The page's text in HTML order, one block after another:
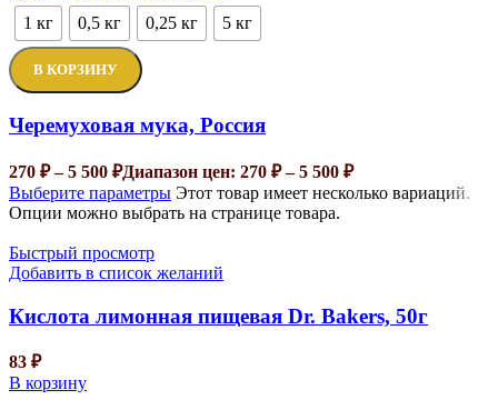
1 кг
0,5 кг 0,25 кг 5 кг
В КОРЗИНУ
Черемуховая мука, Россия
270 ₽ – 5 500 ₽Диапазон цен: 270 ₽ – 5 500 ₽
Выберите параметры Этот товар имеет несколько вариаций.
Опции можно выбрать на странице товара.
Быстрый просмотр
Добавить в список желаний
Кислота лимонная пищевая Dr. Bakers, 50г
83 ₽
В корзину